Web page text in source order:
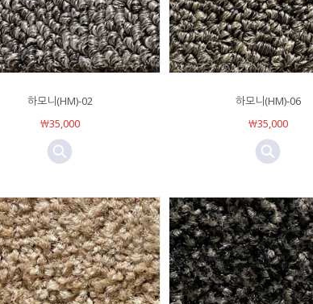
하모니(HM)-02
￦35,000
하모니(HM)-06
￦35,000